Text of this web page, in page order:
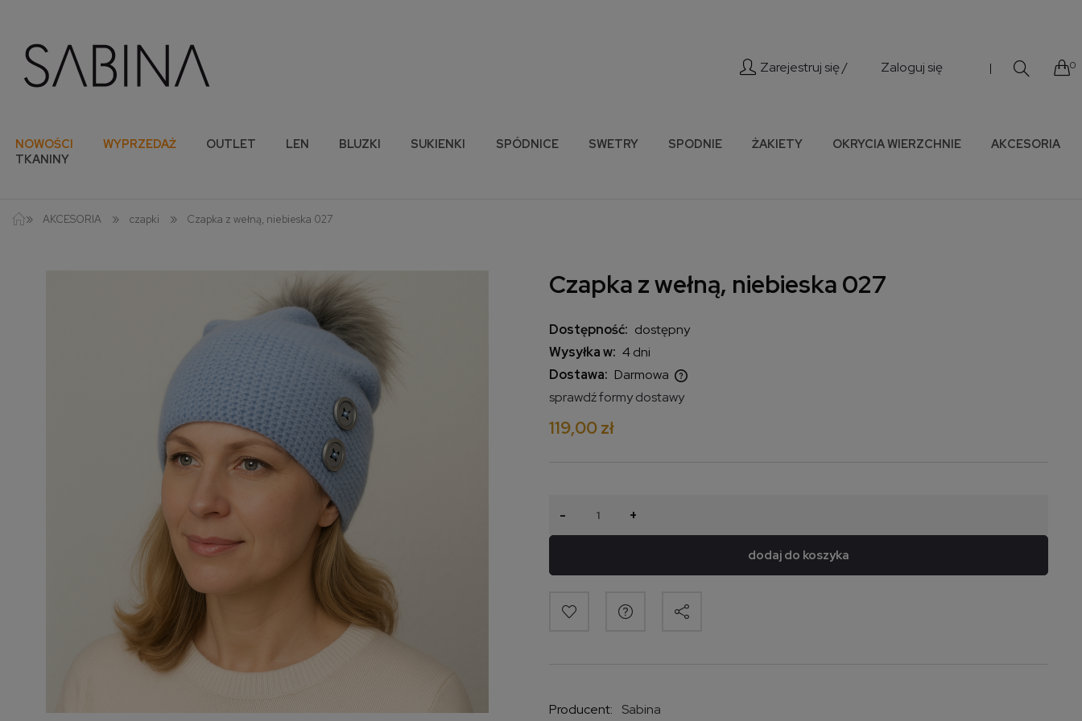
Zarejestruj się / Zaloguj się | 0
NOWOŚCI WYPRZEDAŻ OUTLET LEN BLUZKI SUKIENKI SPÓDNICE SWETRY SPODNIE ŻAKIETY OKRYCIA WIERZCHNIE
AKCESORIA
TKANINY
» AKCESORIA » czapki » Czapka z wełną, niebieska 027
Czapka z wełną, niebieska 027
Dostępność: dostępny
Wysyłka w: 4 dni
Dostawa: Darmowa
kosztów płatności
sprawdź formy dostawy
119,00 zł
- +
dodaj do koszyka
Producent:
Sabina